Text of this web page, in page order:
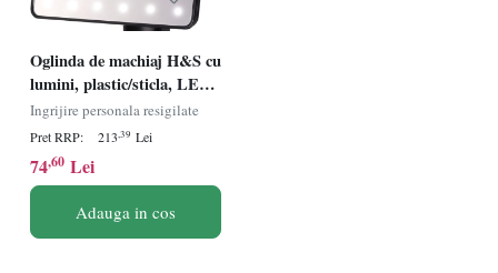
Oglinda de machiaj H&S cu
lumini, plastic/sticla, LED,
17 x 27 cm, Resigilat, Grad
A
Ingrijire personala resigilate
Pret RRP: 213,39 Lei
74,60 Lei
Adauga in cos